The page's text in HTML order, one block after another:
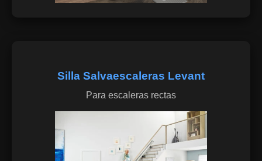
Silla Salvaescaleras Levant
Para escaleras rectas